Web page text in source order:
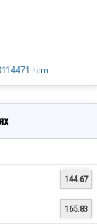
144.67
165.83